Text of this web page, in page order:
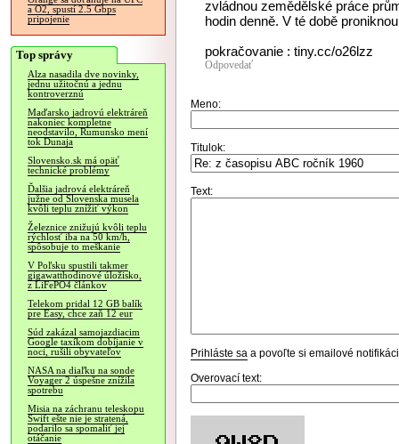
a O2, spustí 2.5 Gbps
pripojenie
Top správy
Alza nasadila dve novinky,
jednu užitočnú a jednu
kontroverznú
Maďarsko jadrovú elektráreň
nakoniec kompletne
neodstavilo, Rumunsko mení
tok Dunaja
Slovensko.sk má opäť
technické problémy
Ďalšia jadrová elektráreň
južne od Slovenska musela
kvôli teplu znížiť výkon
Železnice znižujú kvôli teplu
rýchlosť iba na 50 km/h,
spôsobuje to meškanie
V Poľsku spustili takmer
gigawatthodinové úložisko,
z LiFePO4 článkov
Telekom pridal 12 GB balík
pre Easy, chce zaň 12 eur
Súd zakázal samojazdiacim
Google taxíkom dobíjanie v
noci, rušili obyvateľov
NASA na diaľku na sonde
Voyager 2 úspešne znížila
spotrebu
Misia na záchranu teleskopu
Swift ešte nie je stratená,
podarilo sa spomaliť jej
otáčanie
zvládnou zemědělské práce
hodin denně. V té době
pokračovanie : tiny.cc/o26lzz
Odpovedať
Meno:
Titulok:
Text:
Prihláste sa a povoľte si emailové
Overovací text: